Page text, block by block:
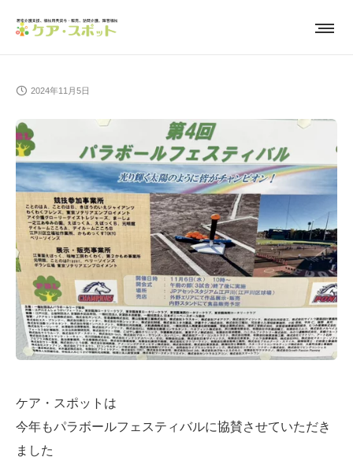
2024年11月5日
ケア・スポットは
今年もパラボールフェスティバルに協賛させていただき
ました